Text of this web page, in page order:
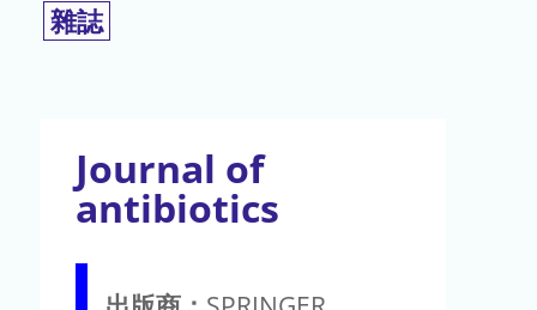
雜誌
Journal of
antibiotics